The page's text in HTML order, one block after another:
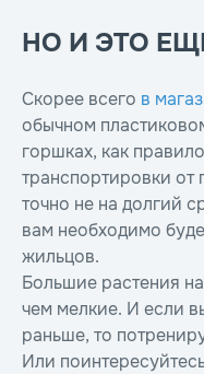
НО И ЭТО
Скорее всего в
обычном
горшках, как
транспортировки от
точно не на долгий
вам необходимо
жильцов.
Большие растения
чем мелкие. И если
раньше, то
Или